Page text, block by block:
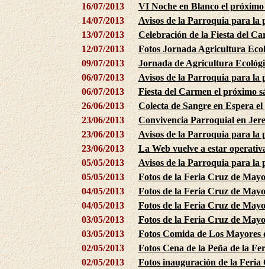
16/07/2013
VI Noche en Blanco el próximo
14/07/2013
Avisos de la Parroquia para la
13/07/2013
Celebración de la Fiesta del
12/07/2013
Fotos Jornada Agricultura
09/07/2013
Jornada de Agricultura
06/07/2013
Avisos de la Parroquia para la
06/07/2013
Fiesta del Carmen el próximo
26/06/2013
Colecta de Sangre en Espera
23/06/2013
Convivencia Parroquial en
23/06/2013
Avisos de la Parroquia para la
23/06/2013
La Web vuelve a estar
05/05/2013
Avisos de la Parroquia para la
05/05/2013
Fotos de la Feria Cruz de
04/05/2013
Fotos de la Feria Cruz de
04/05/2013
Fotos de la Feria Cruz de
03/05/2013
Fotos de la Feria Cruz de
03/05/2013
Fotos Comida de Los
02/05/2013
Fotos Cena de la Peña de la
02/05/2013
Fotos inauguración de la Feria